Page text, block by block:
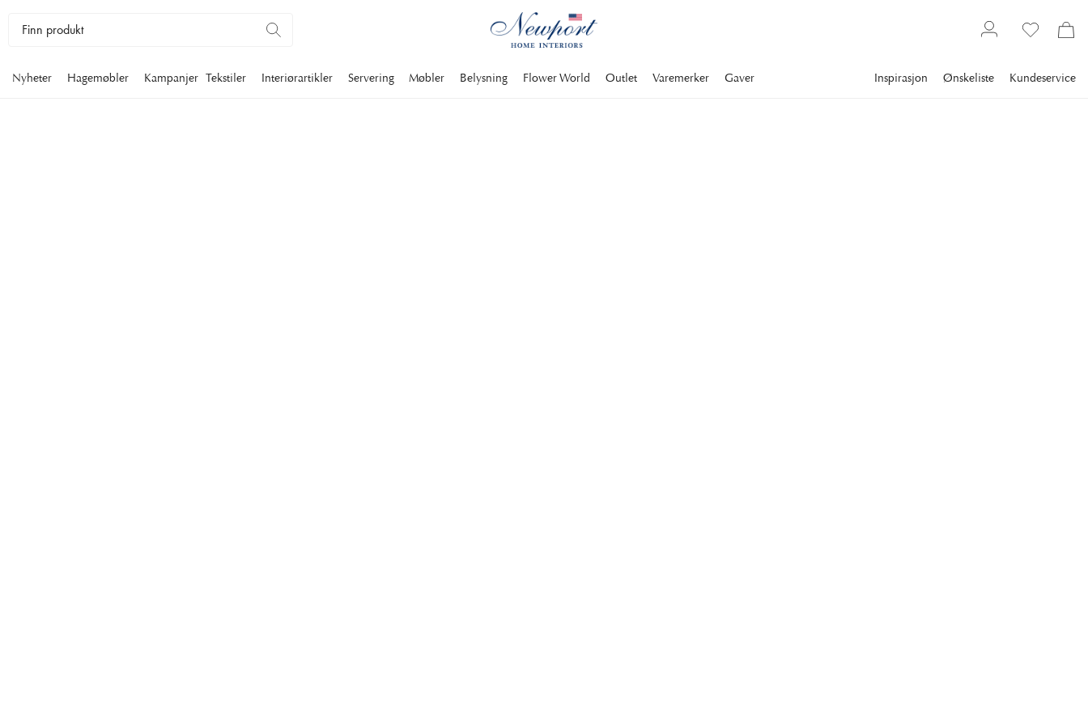
Nyheter Hagemøbler Kampanjer Tekstiler Interiørartikler Servering Møbler Belysning Flower World Outlet Varemerker Gaver Inspirasjon Ønskeliste Kundeservice